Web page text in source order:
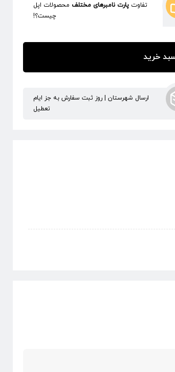
تفاوت پارت نامبرهای مختلف محصولات اپل
چیست؟!
خرید
ارسال شهرستان | روز ثبت سفارش به جز ایام
تعطیل